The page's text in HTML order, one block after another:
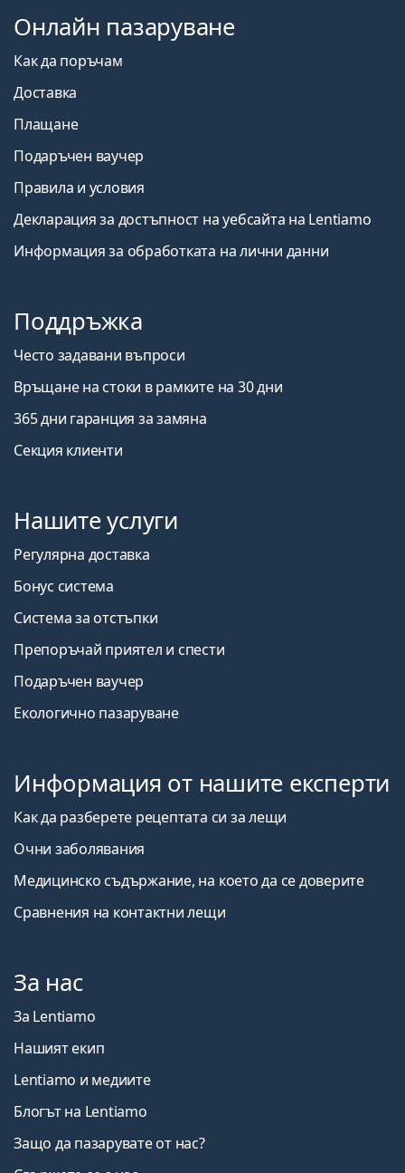
Онлайн пазаруване
Как да поръчам
Доставка
Плащане
Подаръчен ваучер
Правила и условия
Декларация за достъпност на уебсайта на Lentiamo
Информация за обработката на лични данни
Поддръжка
Често задавани въпроси
Връщане на стоки в рамките на 30 дни
365 дни гаранция за замяна
Секция клиенти
Нашите услуги
Регулярна доставка
Бонус система
Система за отстъпки
Препоръчай приятел и спести
Подаръчен ваучер
Екологично пазаруване
Информация от нашите експерти
Как да разберете рецептата си за лещи
Очни заболявания
Медицинско съдържание, на което да се доверите
Сравнения на контактни лещи
За нас
За Lentiamo
Нашият екип
Lentiamo и медиите
Блогът на Lentiamo
Защо да пазарувате от нас?